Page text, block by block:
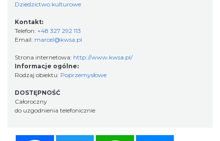
Dziedzictwo kulturowe
Kontakt:
Telefon: +48 327 292 113
Email: marcel@kwsa.pl
Strona internetowa: http://www.kwsa.pl/
Informacje ogólne:
Rodzaj obiektu: Poprzemysłowe
DOSTĘPNOŚĆ
Całoroczny
do uzgodnienia telefonicznie
Twitter WhatsApp